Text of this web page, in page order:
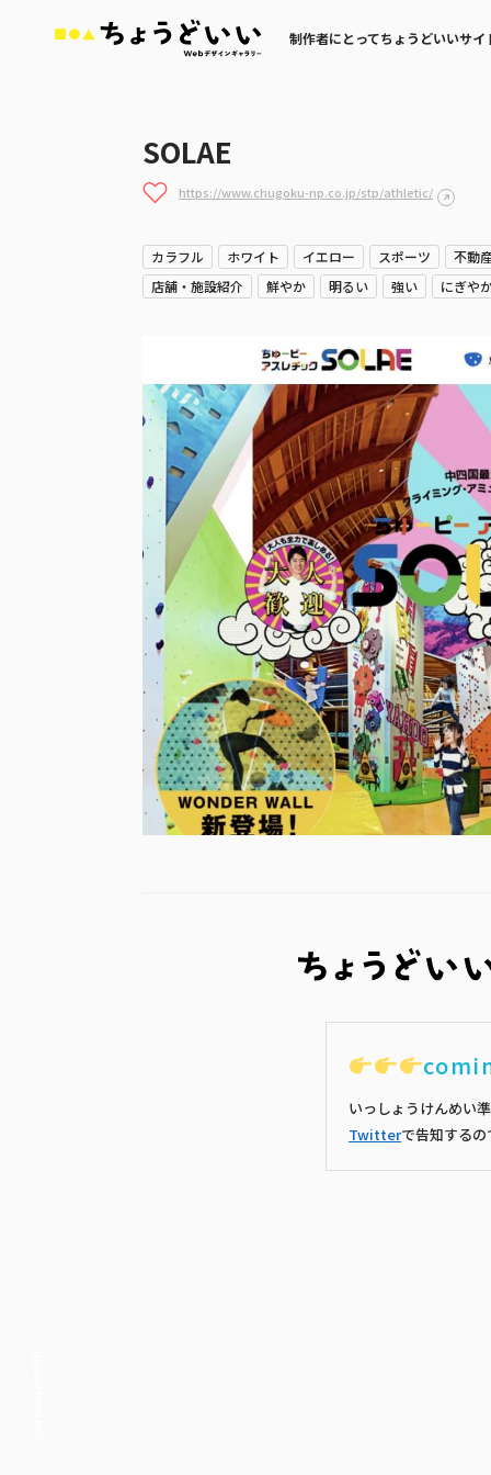
制作者にとってちょうどいいサイ
SOLAE
https://www.chugoku-np.co.jp/stp/athletic/
カラフル ホワイト イエロー スポーツ
不動
店舗・施設紹介
鮮やか 明るい 強い にぎや
いっしょうけんめい
Twitterで告知する